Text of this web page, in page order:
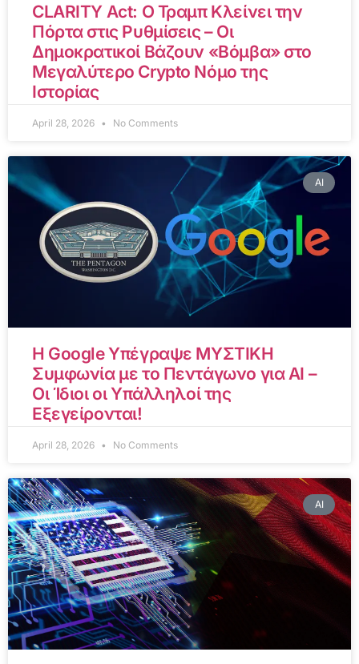
CLARITY Act: Ο Τραμπ Κλείνει την
Πόρτα στις Ρυθμίσεις – Οι
Δημοκρατικοί Βάζουν «Βόμβα» στο
Μεγαλύτερο Crypto Νόμο της
Ιστορίας
April 28, 2026 No Comments
AI
Η Google Υπέγραψε ΜΥΣΤΙΚΗ
Συμφωνία με το Πεντάγωνο για AI –
Οι Ίδιοι οι Υπάλληλοί της
Εξεγείρονται!
April 28, 2026 No Comments
AI